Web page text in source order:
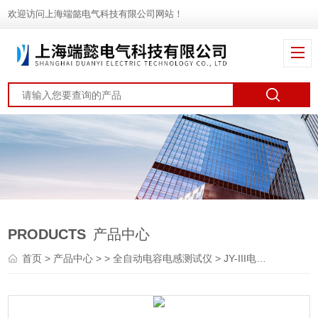
欢迎访问上海端懿电气科技有限公司网站！
PRODUCTS 产品中心
首页> 产品中心 > >全自动电容电感测试仪 > JY-III电容电感测试仪